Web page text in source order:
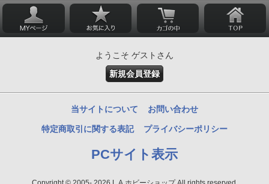
ようこそ ゲストさん
新規会員登録
当サイトについて お問い合わせ
特定商取引に関する表記 プライバシーポリシー
PCサイト表示
Copyright © 2005- 2026 L.A.ホビーショップ All rights reserved.